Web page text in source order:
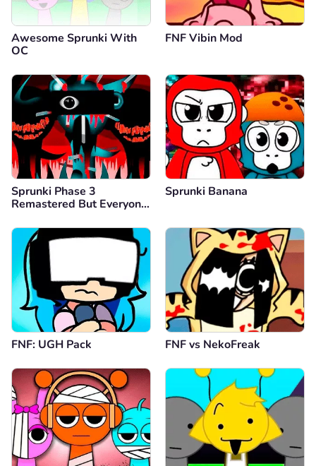
Awesome Sprunki With
OC
FNF Vibin Mod
Sprunki Phase 3
Remastered But Everyone
Sprunki Banana
FNF: UGH Pack FNF vs NekoFreak